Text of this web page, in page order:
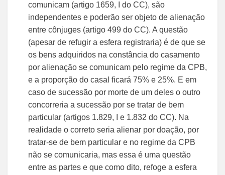
comunicam (artigo 1659, I do CC), são
independentes e poderão ser objeto de alienação
entre cônjuges (artigo 499 do CC). A questão
(apesar de refugir a esfera registraria) é de que se
os bens adquiridos na constância do casamento
por alienação se comunicam pelo regime da CPB,
e a proporção do casal ficará 75% e 25%. E em
caso de sucessão por morte de um deles o outro
concorreria a sucessão por se tratar de bem
particular (artigos 1.829, I e 1.832 do CC). Na
realidade o correto seria alienar por doação, por
tratar-se de bem particular e no regime da CPB
não se comunicaria, mas essa é uma questão
entre as partes e que como dito, refoge a esfera